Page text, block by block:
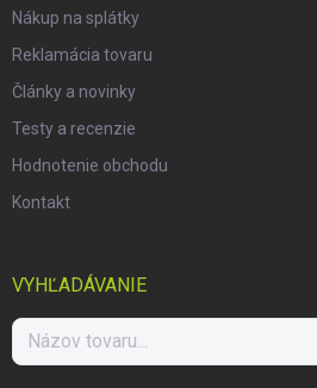
Nákup na splátky
Reklamácia tovaru
Články a novinky
Testy a recenzie
Hodnotenie obchodu
Kontakt
VYHĽADÁVANIE